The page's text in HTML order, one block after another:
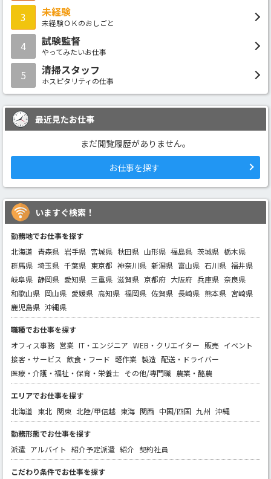
3 未経験
未経験ＯＫのおしごと
4 試験監督
やってみたいお仕事
5 清掃スタッフ
ホスピタリティの仕事
最近見たお仕事
まだ閲覧履歴がありません。
お仕事を探す
いますぐ検索！
勤務地でお仕事を探す
北海道 青森県 岩手県 宮城県 秋田県 山形県 福島県 茨城県 栃木県
群馬県 埼玉県 千葉県 東京都 神奈川県 新潟県 富山県 石川県 福井県
岐阜県 静岡県 愛知県 三重県 滋賀県 京都府 大阪府 兵庫県 奈良県
和歌山県 岡山県 愛媛県 高知県 福岡県 佐賀県 長崎県 熊本県 宮崎県
鹿児島県 沖縄県
職種でお仕事を探す
オフィス事務 営業 IT・エンジニア WEB・クリエイター 販売 イベント
接客・サービス 飲食・フード 軽作業 製造 配送・ドライバー
医療・介護・福祉・保育・栄養士 その他/専門職 農業・酪農
エリアでお仕事を探す
北海道 東北 関東 北陸/甲信越 東海 関西 中国/四国 九州 沖縄
勤務形態でお仕事を探す
派遣 アルバイト 紹介予定派遣 紹介 契約社員
こだわり条件でお仕事を探す